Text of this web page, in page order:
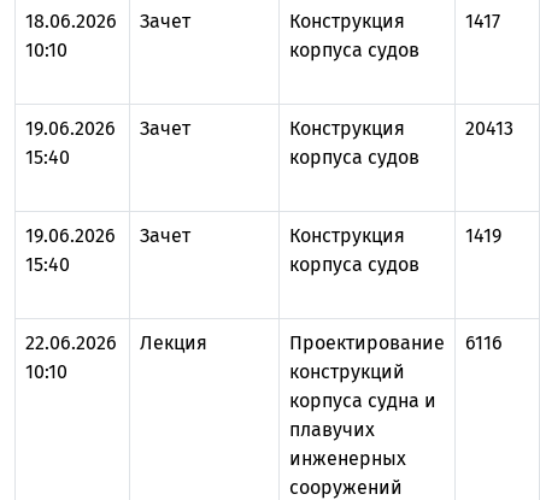
18.06.2026
10:10
Зачет
Конструкция
корпуса судов
1417
19.06.2026
15:40
Зачет
Конструкция
корпуса судов
20413
19.06.2026
15:40
Зачет
Конструкция
корпуса судов
1419
22.06.2026
10:10
Лекция
Проектирование
конструкций
корпуса судна и
плавучих
инженерных
сооружений
6116